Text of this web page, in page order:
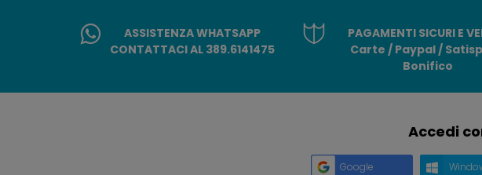
ASSISTENZA WHATSAPP
CONTATTACI AL 389.6141475
PAGAMENTI SICURI E
Carte / Paypal /
Bonifico
Accedi
Google